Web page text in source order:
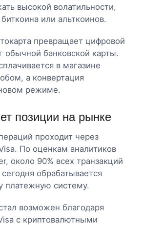
высокой волатильности,
или альткоинов.
превращает цифровой
обычной банковской карты.
в магазине
а конвертация
режиме.
позиции на рынке
проходит через
По оценкам аналитиков
около 90% всех транзакций
обрабатывается
платежную систему.
возможен благодаря
с криптовалютными